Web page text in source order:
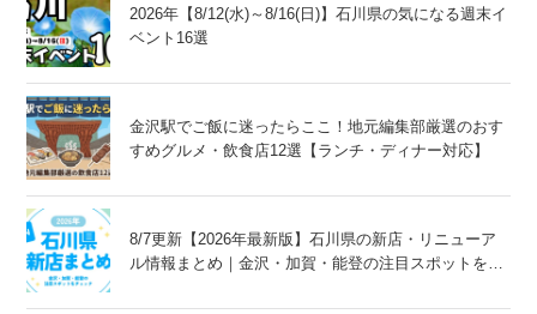
2026年【8/12(水)～8/16(日)】石川県の気になる週末イ
ベント16選
金沢駅でご飯に迷ったらここ！地元編集部厳選のおす
すめグルメ・飲食店12選【ランチ・ディナー対応】
8/7更新【2026年最新版】石川県の新店・リニューア
ル情報まとめ｜金沢・加賀・能登の注目スポットをチ